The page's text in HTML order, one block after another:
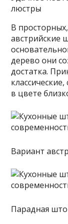
люстры
В
австрийские
дерево они
достатка.
в цвете
Вариант
Парадная